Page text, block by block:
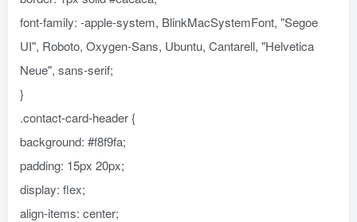
font-family: -apple-system, BlinkMacSystemFont, "Segoe
UI", Roboto, Oxygen-Sans, Ubuntu, Cantarell, "Helvetica
Neue", sans-serif;
}
.contact-card-header {
background: #f8f9fa;
padding: 15px 20px;
display: flex;
align-items: center;